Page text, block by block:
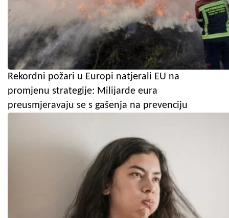
Rekordni požari u Europi natjerali EU na
promjenu strategije: Milijarde eura
preusmjeravaju se s gašenja na prevenciju